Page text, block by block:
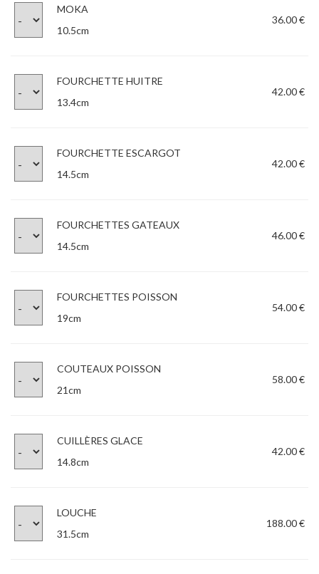
MOKA
10.5cm
36.00 €
FOURCHETTE HUITRE
13.4cm
42.00 €
FOURCHETTE ESCARGOT
14.5cm
42.00 €
FOURCHETTES GATEAUX
14.5cm
46.00 €
FOURCHETTES POISSON
19cm
54.00 €
COUTEAUX POISSON
21cm
58.00 €
CUILLÈRES GLACE
14.8cm
42.00 €
LOUCHE
31.5cm
188.00 €